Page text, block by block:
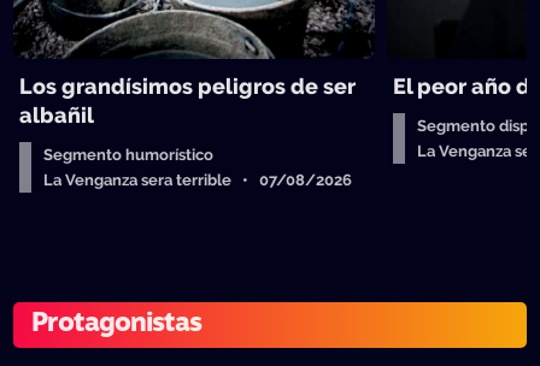
Los grandísimos peligros de ser
albañil
Segmento humorístico
La Venganza sera terrible • 07/08/2026
El peor año
Segmento
La Venganza
Protagonistas